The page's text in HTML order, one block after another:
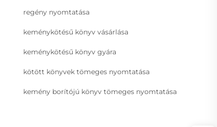
regény nyomtatása
keménykötésű könyv vásárlása
keménykötésű könyv gyára
kötött könyvek tömeges nyomtatása
kemény borítójú könyv tömeges nyomtatása